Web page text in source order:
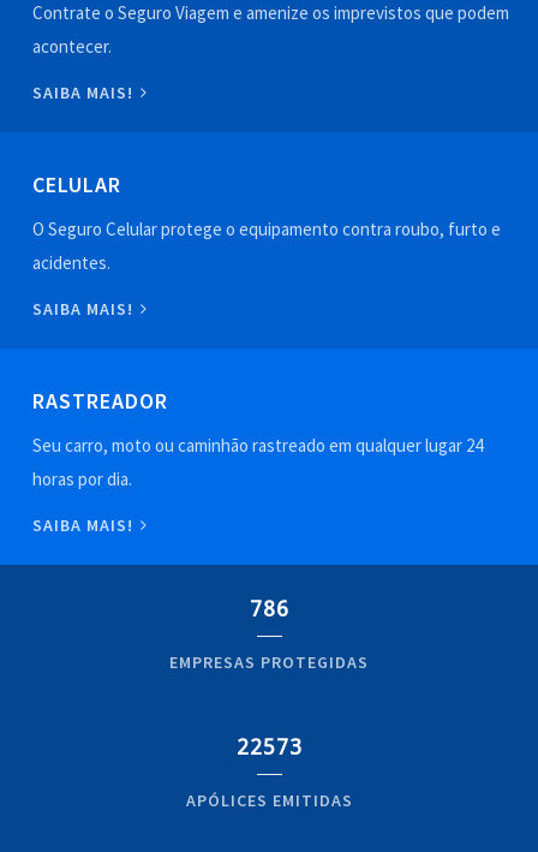
Contrate o Seguro Viagem e amenize os imprevistos que podem
acontecer.
SAIBA MAIS!
CELULAR
O Seguro Celular protege o equipamento contra roubo, furto e
acidentes.
SAIBA MAIS!
RASTREADOR
Seu carro, moto ou caminhão rastreado em qualquer lugar 24
horas por dia.
SAIBA MAIS!
786
EMPRESAS PROTEGIDAS
22573
APÓLICES EMITIDAS